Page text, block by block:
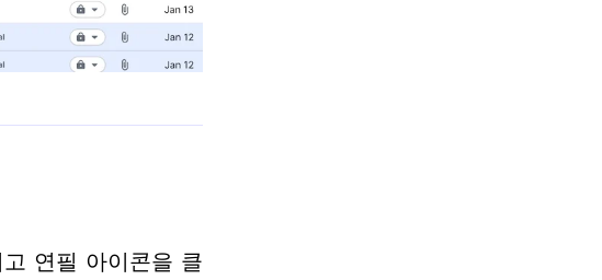
연필 아이콘을 클